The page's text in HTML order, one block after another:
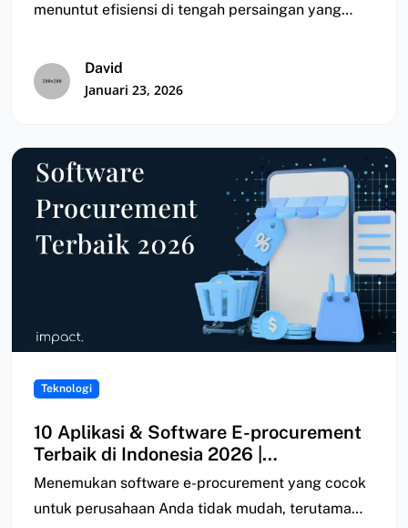
menuntut efisiensi di tengah persaingan yang
David
Januari 23, 2026
Teknologi
10 Aplikasi & Software E-procurement
Terbaik di Indonesia 2026 |
Perbandingan
Menemukan software e-procurement yang cocok
untuk perusahaan Anda tidak mudah, terutama